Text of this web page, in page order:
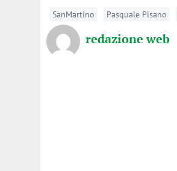
SanMartino Pasquale Pisano
redazione web